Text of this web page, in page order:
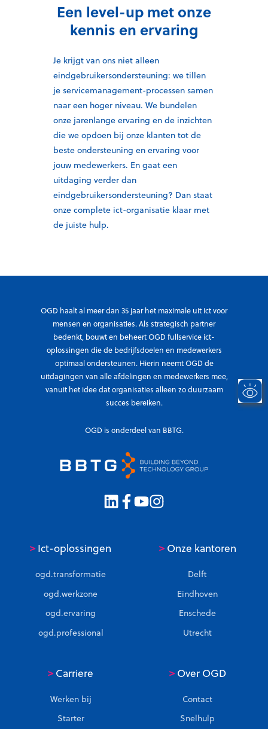
Een level-up met onze
kennis en ervaring
Je krijgt van ons niet alleen
eindgebruikersondersteuning: we tillen
je servicemanagement-processen samen
naar een hoger niveau. We bundelen
onze jarenlange ervaring en de inzichten
die we opdoen bij onze klanten tot de
beste ondersteuning en ervaring voor
jouw medewerkers. En gaat een
uitdaging verder dan
eindgebruikersondersteuning? Dan staat
onze complete ict-organisatie klaar met
de juiste hulp.
OGD haalt al meer dan 35 jaar het maximale uit ict voor
mensen en organisaties. Als strategisch partner
bedenkt, bouwt en beheert OGD fullservice ict-
oplossingen die de bedrijfsdoelen en medewerkers
optimaal ondersteunen. Hierin neemt OGD de
uitdagingen van alle afdelingen en medewerkers mee,
vanuit het idee dat organisaties alleen zo duurzaam
succes bereiken.
OGD is onderdeel van BBTG.
>Ict-oplossingen
ogd.transformatie
ogd.werkzone
ogd.ervaring
ogd.professional
>Onze kantoren
Delft
Eindhoven
Enschede
Utrecht
>Carriere
Werken bij
Starter
>Over OGD
Contact
Snelhulp